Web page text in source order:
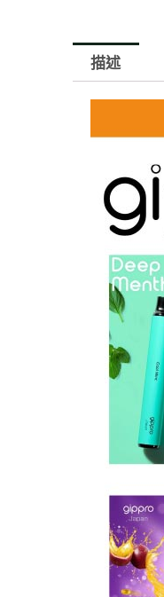
描述